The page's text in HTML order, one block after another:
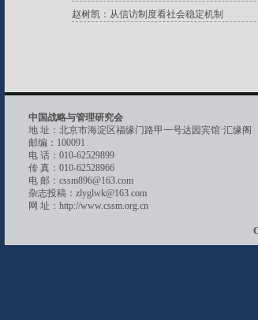
赵树凯：从信访制度看社会稳定机制
中国战略与管理研究会
地 址：北京市海淀区福缘门路甲一号达园宾馆·汇缘阁
邮编：100091
电 话：010-62529899
传 真：010-62528966
电 邮：cssm896@163.com
杂志投稿：zlyglwk@163.com
网 址：http://www.cssm.org.cn